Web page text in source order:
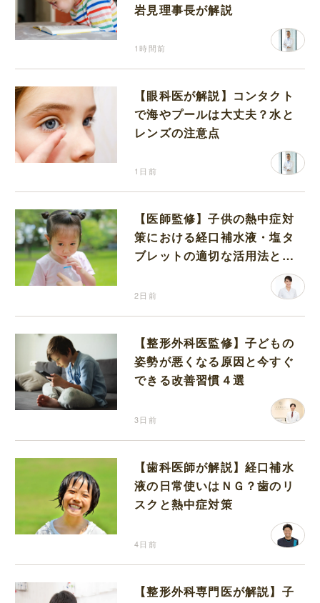
岩見理事長が解説
1時間前
【眼科医が解説】コンタクト
で海やプールは大丈夫？水と
レンズの注意点
1日前
【医師監修】子供の熱中症対
策における経口補水液・塩タ
ブレットの適切な活用法と水
2日前
【整形外科医監修】子どもの
姿勢が悪くなる原因と今すぐ
できる改善習慣４選
3日前
【歯科医師が解説】経口補水
液の日常使いはＮＧ？歯のリ
スクと熱中症対策
4日前
【整形外科専門医が解説】子